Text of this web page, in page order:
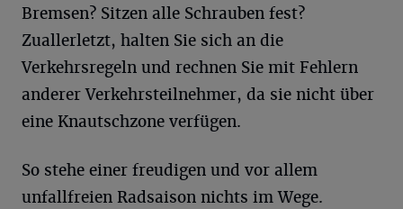
Bremsen? Sitzen alle Schrauben fest?
Zuallerletzt, halten Sie sich an die
Verkehrsregeln und rechnen Sie mit Fehlern
anderer Verkehrsteilnehmer, da sie nicht über
eine Knautschzone verfügen.
So stehe einer freudigen und vor allem
unfallfreien Radsaison nichts im Wege.